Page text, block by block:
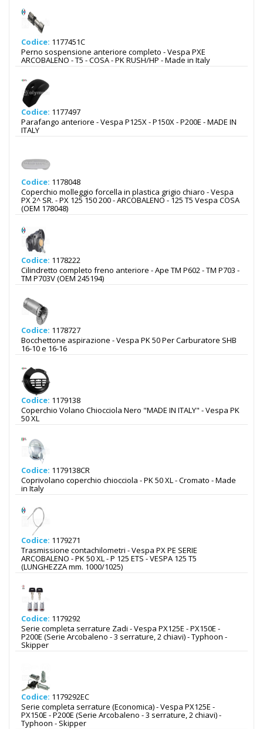
Codice: 1177451C
Perno sospensione anteriore completo - Vespa PXE
ARCOBALENO - T5 - COSA - PK RUSH/HP - Made in Italy
Codice: 1177497
Parafango anteriore - Vespa P125X - P150X - P200E - MADE IN
ITALY
Codice: 1178048
Coperchio molleggio forcella in plastica grigio chiaro - Vespa
PX 2^ SR. - PX 125 150 200 - ARCOBALENO - 125 T5 Vespa COSA
(OEM 178048)
Codice: 1178222
Cilindretto completo freno anteriore - Ape TM P602 - TM P703 -
TM P703V (OEM 245194)
Codice: 1178727
Bocchettone aspirazione - Vespa PK 50 Per Carburatore SHB
16-10 e 16-16
Codice: 1179138
Coperchio Volano Chiocciola Nero "MADE IN ITALY" - Vespa PK
50 XL
Codice: 1179138CR
Coprivolano coperchio chiocciola - PK 50 XL - Cromato - Made
in Italy
Codice: 1179271
Trasmissione contachilometri - Vespa PX PE SERIE
ARCOBALENO - PK 50 XL - P 125 ETS - VESPA 125 T5
(LUNGHEZZA mm. 1000/1025)
Codice: 1179292
Serie completa serrature Zadi - Vespa PX125E - PX150E -
P200E (Serie Arcobaleno - 3 serrature, 2 chiavi) - Typhoon -
Skipper
Codice: 1179292EC
Serie completa serrature (Economica) - Vespa PX125E -
PX150E - P200E (Serie Arcobaleno - 3 serrature, 2 chiavi) -
Typhoon - Skipper